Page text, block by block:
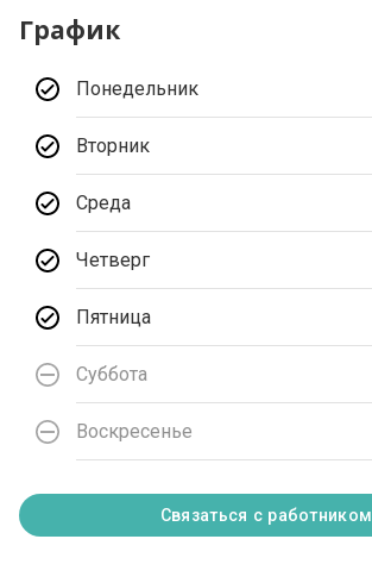
График
Понедельник
Вторник
Среда
Четверг
Пятница
Суббота
Воскресенье
Связаться с работником